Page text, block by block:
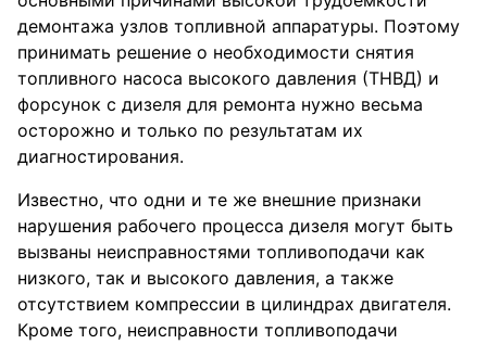
демонтажа узлов топливной аппаратуры. Поэтому
принимать решение о необходимости снятия
топливного насоса высокого давления (ТНВД) и
форсунок с дизеля для ремонта нужно весьма
осторожно и только по результатам их
диагностирования.
Известно, что одни и те же внешние признаки
нарушения рабочего процесса дизеля могут быть
вызваны неисправностями топливоподачи как
низкого, так и высокого давления, а также
отсутствием компрессии в цилиндрах двигателя.
Кроме того, неисправности топливоподачи